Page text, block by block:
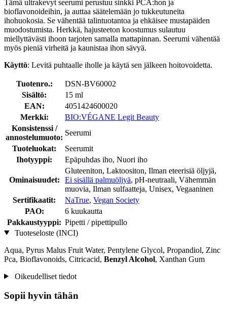
Tämä ultrakevyt seerumi perustuu sinkki PCA:hon ja
bioflavonoideihin, ja auttaa säätelemään jo tukkeutuneita
ihohuokosia. Se vähentää talintuotantoa ja ehkäisee mustapäiden
muodostumista. Herkkä, hajusteeton koostumus sulautuu
miellyttävästi ihoon tarjoten samalla mattapinnan. Seerumi vähentää
myös pieniä virheitä ja kaunistaa ihon sävyä.
Käyttö: Levitä puhtaalle iholle ja käytä sen jälkeen hoitovoidetta.
Tuotenro.:
DSN-BV60002
Sisältö:
15 ml
EAN:
4051424600020
Merkki:
BIO:VÉGANE Legit Beauty
Konsistenssi /
annostelumuoto:
Seerumi
Tuoteluokat:
Seerumit
Ihotyyppi:
Epäpuhdas iho, Nuori iho
Ominaisuudet:
Gluteeniton, Laktoositon, Ilman eteerisiä öljyjä,
Ei sisällä palmuöljyä, pH-neutraali, Vähemmän
muovia, Ilman sulfaatteja, Unisex, Vegaaninen
Sertifikaatit:
NaTrue, Vegan Society
PAO:
6 kuukautta
Pakkaustyyppi: Pipetti / pipettipullo
Tuoteseloste (INCI)
Aqua, Pyrus Malus Fruit Water, Pentylene Glycol, Propandiol, Zinc
Pca, Bioflavonoids, Citricacid, Benzyl Alcohol, Xanthan Gum
Oikeudelliset tiedot
Sopii hyvin tähän